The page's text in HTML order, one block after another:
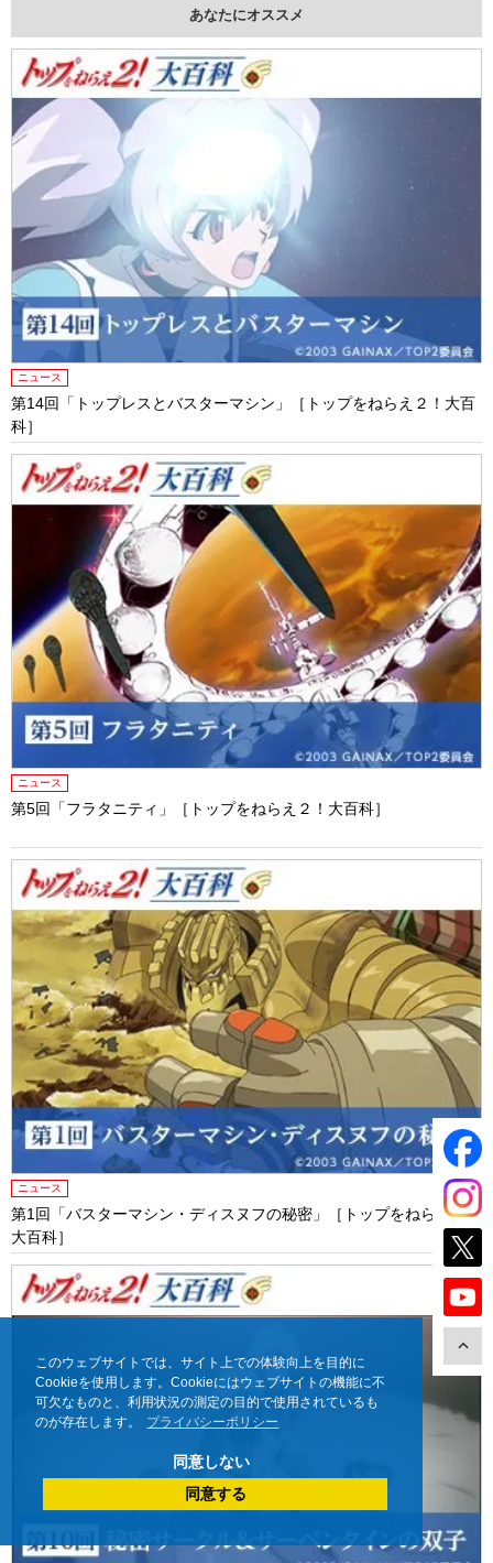
このウェブサイトでは、サイト上での体験向上を目的に
Cookieを使用します。Cookieにはウェブサイトの機能に不
可欠なものと、利用状況の測定の目的で使用されているも
のが存在します。
プライバシーポリシー
同意しない
同意する
あなたにオススメ
ニュース
第14回「トップレスとバスターマシン」［トップをねらえ２！大百
科］
ニュース
第5回「フラタニティ」［トップをねらえ２！大百科］
ニュース
第1回「バスターマシン・ディスヌフの秘密」［トップをねらえ２！
大百科］